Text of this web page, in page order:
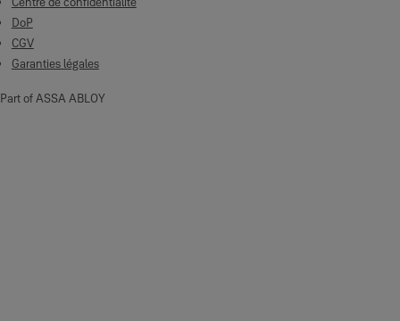
DoP
CGV
Garanties légales
Part of ASSA ABLOY